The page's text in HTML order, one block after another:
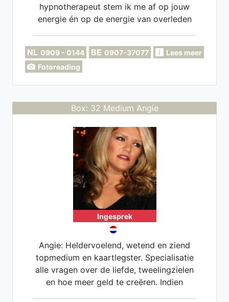
hypnotherapeut stem ik me af op jouw
energie én op de energie van overleden
intuïtie als gids verbind ik jou met dat
wat gezien, gevoeld en geheeld mag
NL 0909 - 0144 BE 0907-37077
Lees meer
Fotoreading
Box: 32 Medium Angie
Ingesprek
Angie: Heldervoelend, wetend en ziend
topmedium en kaartlegster. Specialisatie
alle vragen over de liefde, tweelingzielen
en hoe meer geld te creëren. Indien